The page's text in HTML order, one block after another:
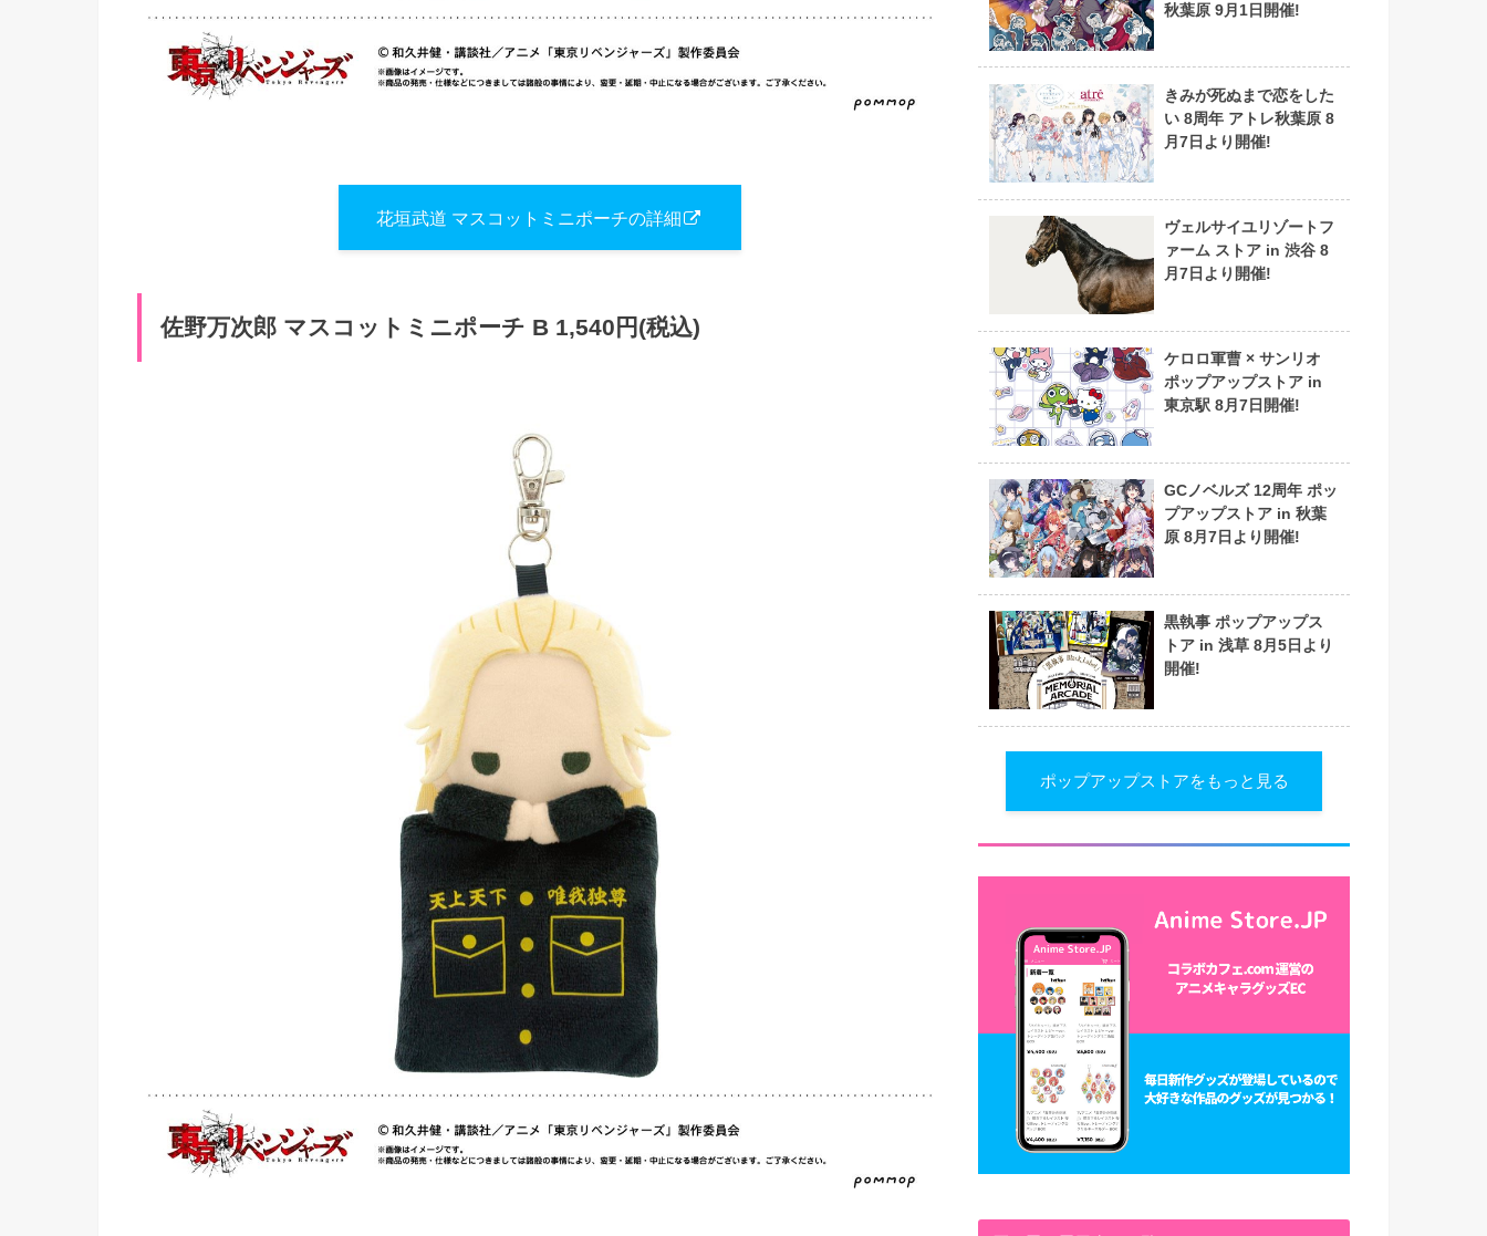
花垣武道 マスコットミニポーチの詳細
佐野万次郎 マスコットミニポーチ B 1,540円(税込)
秋葉原 9月1日開催!
きみが死ぬまで恋をした
い 8周年 アトレ秋葉原 8
月7日より開催!
ヴェルサイユリゾートフ
ァーム ストア in 渋谷 8
月7日より開催!
ケロロ軍曹 × サンリオ
ポップアップストア in
東京駅 8月7日開催!
GCノベルズ 12周年 ポッ
プアップストア in 秋葉
原 8月7日より開催!
黒執事 ポップアップス
トア in 浅草 8月5日より
開催!
ポップアップストアをもっと見る